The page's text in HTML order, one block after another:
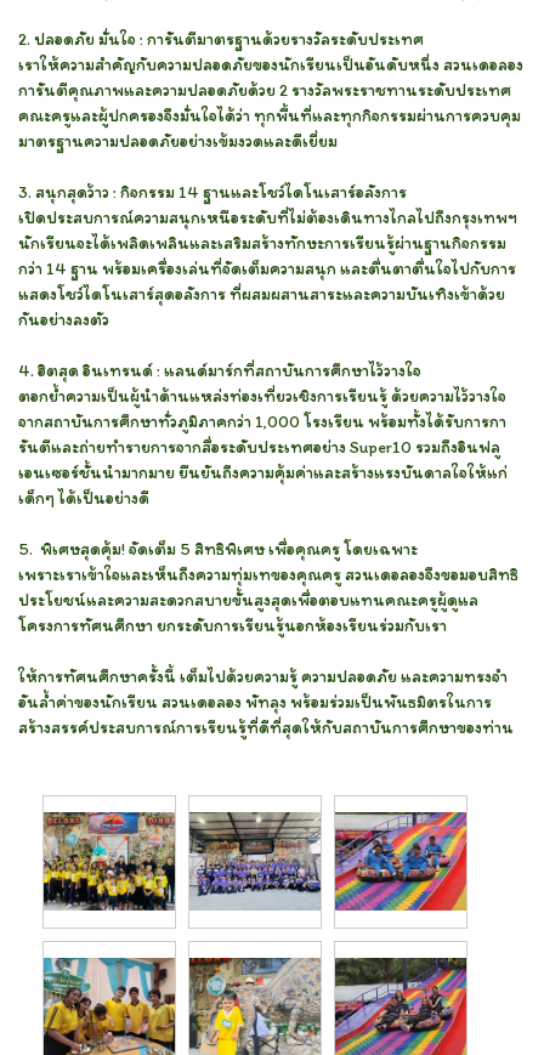
2. ปลอดภัย มั่นใจ : การันตีมาตรฐานด้วยรางวัลระดับประเทศ
เราให้ความสำคัญกับความปลอดภัยของนักเรียนเป็นอันดับหนึ่ง สวนเดอลอง
การันตีคุณภาพและความปลอดภัยด้วย 2 รางวัลพระราชทานระดับประเทศ
คณะครูและผู้ปกครองจึงมั่นใจได้ว่า ทุกพื้นที่และทุกกิจกรรมผ่านการควบคุม
มาตรฐานความปลอดภัยอย่างเข้มงวดและดีเยี่ยม
3. สนุกสุดว้าว : กิจกรรม 14 ฐานและโชว์ไดโนเสาร์อลังการ
เปิดประสบการณ์ความสนุกเหนือระดับที่ไม่ต้องเดินทางไกลไปถึงกรุงเทพฯ
นักเรียนจะได้เพลิดเพลินและเสริมสร้างทักษะการเรียนรู้ผ่านฐานกิจกรรม
กว่า 14 ฐาน พร้อมเครื่องเล่นที่จัดเต็มความสนุก และตื่นตาตื่นใจไปกับการ
แสดงโชว์ไดโนเสาร์สุดอลังการ ที่ผสมผสานสาระและความบันเทิงเข้าด้วย
กันอย่างลงตัว
4. ฮิตสุด อินเทรนด์ : แลนด์มาร์กที่สถาบันการศึกษาไว้วางใจ
ตอกย้ำความเป็นผู้นำด้านแหล่งท่องเที่ยวเชิงการเรียนรู้ ด้วยความไว้วางใจ
จากสถาบันการศึกษาทั่วภูมิภาคกว่า 1,000 โรงเรียน พร้อมทั้งได้รับการกา
รันตีและถ่ายทำรายการจากสื่อระดับประเทศอย่าง Super10 รวมถึงอินฟลู
เอนเซอร์ชั้นนำมากมาย ยืนยันถึงความคุ้มค่าและสร้างแรงบันดาลใจให้แก่
เด็กๆ ได้เป็นอย่างดี
5. พิเศษสุดคุ้ม! จัดเต็ม 5 สิทธิพิเศษ เพื่อคุณครู โดยเฉพาะ
เพราะเราเข้าใจและเห็นถึงความทุ่มเทของคุณครู สวนเดอลองจึงขอมอบสิทธิ
ประโยชน์และความสะดวกสบายขั้นสูงสุดเพื่อตอบแทนคณะครูผู้ดูแล
โครงการทัศนศึกษา ยกระดับการเรียนรู้นอกห้องเรียนร่วมกับเรา
ให้การทัศนศึกษาครั้งนี้ เต็มไปด้วยความรู้ ความปลอดภัย และความทรงจำ
อันล้ำค่าของนักเรียน สวนเดอลอง พัทลุง พร้อมร่วมเป็นพันธมิตรในการ
สร้างสรรค์ประสบการณ์การเรียนรู้ที่ดีที่สุดให้กับสถาบันการศึกษาของท่าน